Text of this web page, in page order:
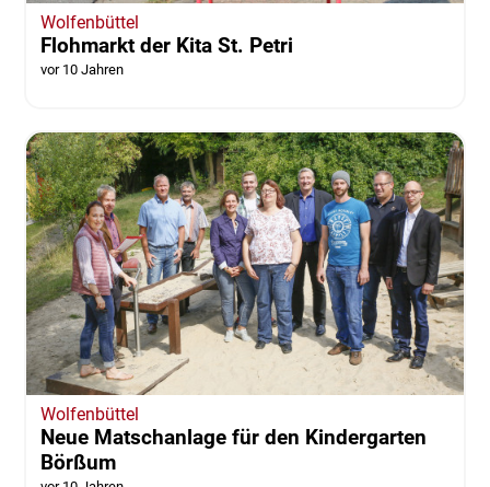
Wolfenbüttel
Flohmarkt der Kita St. Petri
vor 10 Jahren
Wolfenbüttel
Neue Matschanlage für den Kindergarten
Börßum